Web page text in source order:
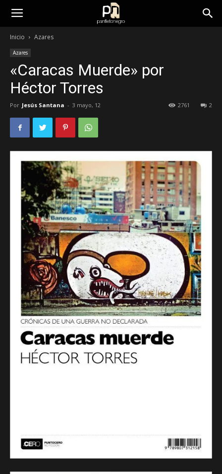
panfletonegro
Inicio Azares
Azares
«Caracas Muerde» por
Héctor Torres
Por Jesús Santana - 3 mayo, 12 2
2761